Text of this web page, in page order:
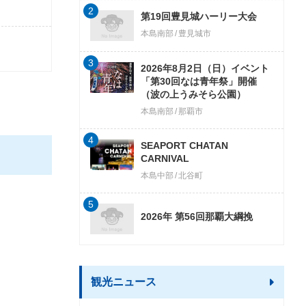
第19回豊見城ハーリー大会
本島南部 豊見城市
2
2026年8月2日（日）イベント
「第30回なは青年祭」開催
（波の上うみそら公園）
本島南部 那覇市
3
SEAPORT CHATAN
CARNIVAL
本島中部 北谷町
4
2026年 第56回那覇大綱挽
5
観光ニュース